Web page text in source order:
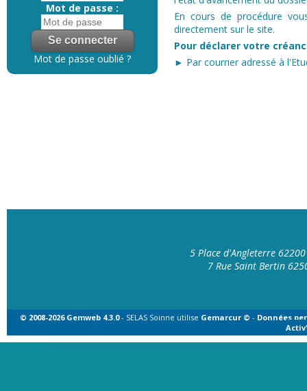
Mot de passe :
Mot de passe oublié ?
En cours de procédure
directement sur le site.
Pour déclarer votre
► Par courrier adressé à
5 Place d'Angleterre
7 Rue Saint Bertin
© 2008-2026 Gemweb 4.3.0- SELAS Soinne utilise Gemarcur © - Données